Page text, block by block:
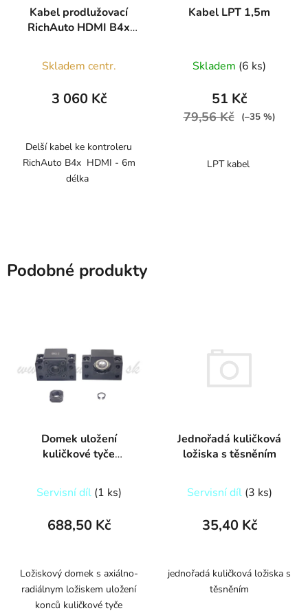
Kabel prodlužovací
RichAuto HDMI B4x
hodnocení
produktu
z
5
hvězdiček.
Skladem centr.
3 060 Kč
Delší kabel ke kontroleru
RichAuto B4x HDMI - 6m
délka
Kabel LPT 1,5m
Skladem (6 ks)
51 Kč
79,56 Kč (–35 %)
LPT kabel
Podobné produkty
Domek uložení
kuličkové tyče
Servisní díl (1 ks)
688,50 Kč
Ložiskový domek s axiálno-
radiálnym ložiskem uložení
konců kuličkové tyče
Jednořadá kuličková
ložiska s těsněním
Servisní díl (3 ks)
35,40 Kč
jednořadá kuličková ložiska s
těsněním